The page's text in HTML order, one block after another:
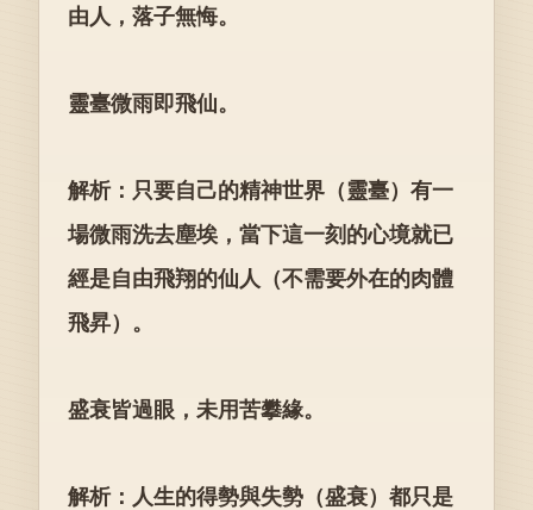
由人，落子無悔。
靈臺微雨即飛仙。
解析：只要自己的精神世界（靈臺）有一
場微雨洗去塵埃，當下這一刻的心境就已
經是自由飛翔的仙人（不需要外在的肉體
飛昇）。
盛衰皆過眼，未用苦攀緣。
解析：人生的得勢與失勢（盛衰）都只是